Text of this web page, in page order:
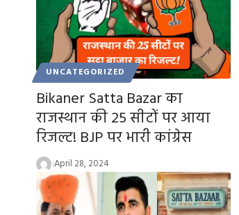
UNCATEGORIZED
Bikaner Satta Bazar का
राजस्थान की 25 सीटों पर आया
रिजल्ट! BJP पर भारी कांग्रेस
April 28, 2024